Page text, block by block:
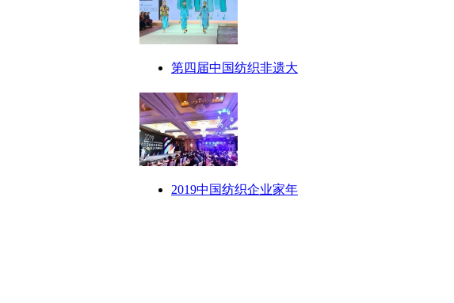
第四届中国纺织非遗大
2019中国纺织企业家年